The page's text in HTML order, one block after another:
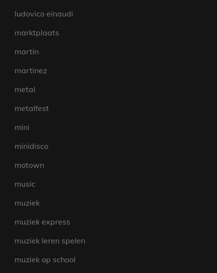
ludovico einaudi
marktplaats
martin
martinez
metal
metalfest
mini
minidisco
motown
music
muziek
muziek express
muziek leren spelen
muziek op school